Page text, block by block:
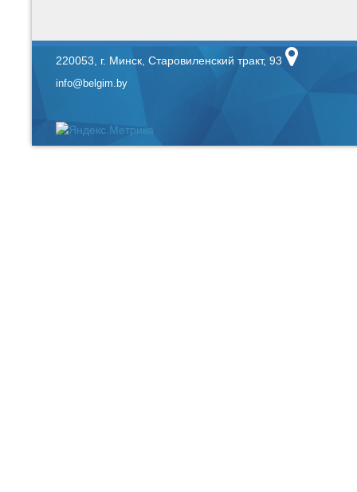
220053, г. Минск, Старовиленский тракт, 93
info@belgim.by